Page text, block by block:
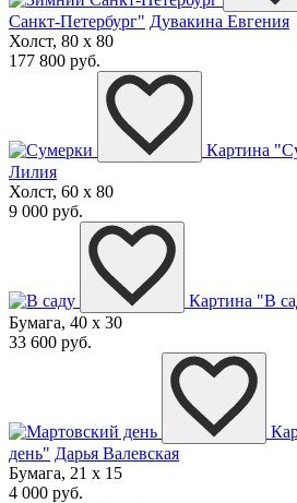
Санкт-Петербург" Дувакина Евгения
Холст, 80 x 80
177 800 руб.
Картина
Лилия
Холст, 60 x 80
9 000 руб.
Картина "В
Бумага, 40 x 30
33 600 руб.
день" Дарья Валевская
Бумага, 21 x 15
4 000 руб.